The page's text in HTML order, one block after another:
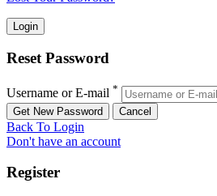
Reset Password
Username or E-mail *
Back To Login
Don't have an account
Register